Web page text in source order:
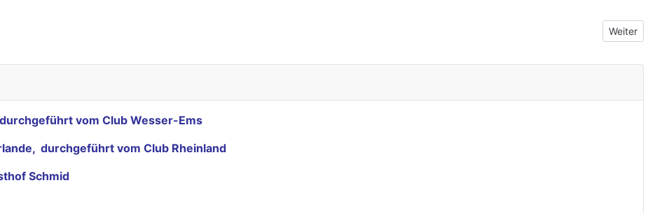
Nächster
Weiter
vom Club Wesser-Ems
durchgeführt vom Club Rheinland
Schmid